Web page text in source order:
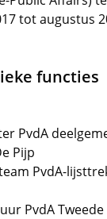
tot augustus
functies
PvdA
Pijp
PvdA-
PvdA